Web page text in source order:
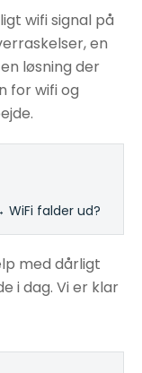
wifi signal på
en
løsning der
for wifi og
WiFi falder ud?
med dårligt
i dag. Vi er klar